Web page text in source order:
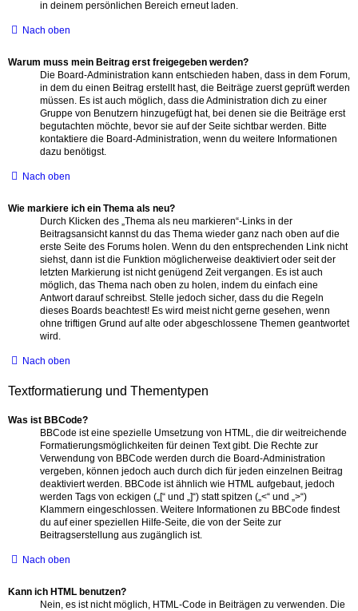
in deinem persönlichen Bereich erneut laden.
Nach oben
Warum muss mein Beitrag erst freigegeben werden?
Die Board-Administration kann entschieden haben, dass in dem Forum,
in dem du einen Beitrag erstellt hast, die Beiträge zuerst geprüft werden
müssen. Es ist auch möglich, dass die Administration dich zu einer
Gruppe von Benutzern hinzugefügt hat, bei denen sie die Beiträge erst
begutachten möchte, bevor sie auf der Seite sichtbar werden. Bitte
kontaktiere die Board-Administration, wenn du weitere Informationen
dazu benötigst.
Nach oben
Wie markiere ich ein Thema als neu?
Durch Klicken des „Thema als neu markieren“-Links in der
Beitragsansicht kannst du das Thema wieder ganz nach oben auf die
erste Seite des Forums holen. Wenn du den entsprechenden Link nicht
siehst, dann ist die Funktion möglicherweise deaktiviert oder seit der
letzten Markierung ist nicht genügend Zeit vergangen. Es ist auch
möglich, das Thema nach oben zu holen, indem du einfach eine
Antwort darauf schreibst. Stelle jedoch sicher, dass du die Regeln
dieses Boards beachtest! Es wird meist nicht gerne gesehen, wenn
ohne triftigen Grund auf alte oder abgeschlossene Themen geantwortet
wird.
Nach oben
Textformatierung und Thementypen
Was ist BBCode?
BBCode ist eine spezielle Umsetzung von HTML, die dir weitreichende
Formatierungsmöglichkeiten für deinen Text gibt. Die Rechte zur
Verwendung von BBCode werden durch die Board-Administration
vergeben, können jedoch auch durch dich für jeden einzelnen Beitrag
deaktiviert werden. BBCode ist ähnlich wie HTML aufgebaut, jedoch
werden Tags von eckigen („[“ und „]“) statt spitzen („<“ und „>“)
Klammern eingeschlossen. Weitere Informationen zu BBCode findest
du auf einer speziellen Hilfe-Seite, die von der Seite zur
Beitragserstellung aus zugänglich ist.
Nach oben
Kann ich HTML benutzen?
Nein, es ist nicht möglich, HTML-Code in Beiträgen zu verwenden. Die